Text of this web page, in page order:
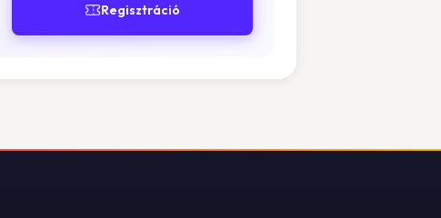
Regisztráció